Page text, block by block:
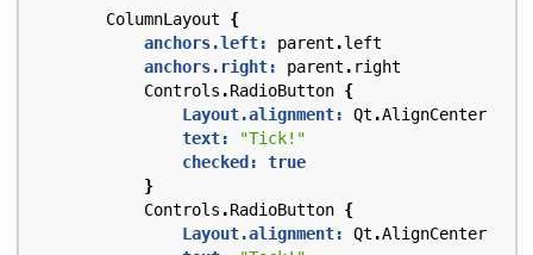
ColumnLayout
{
anchors.left:
parent .left
anchors.right:
parent . right
Controls .RadioButton {
Layout.alignment:
Qt .AlignCenter
text:
"Tick!"
checked:
true
}
Controls .RadioButton {
Layout.alignment:
Qt .AlignCenter